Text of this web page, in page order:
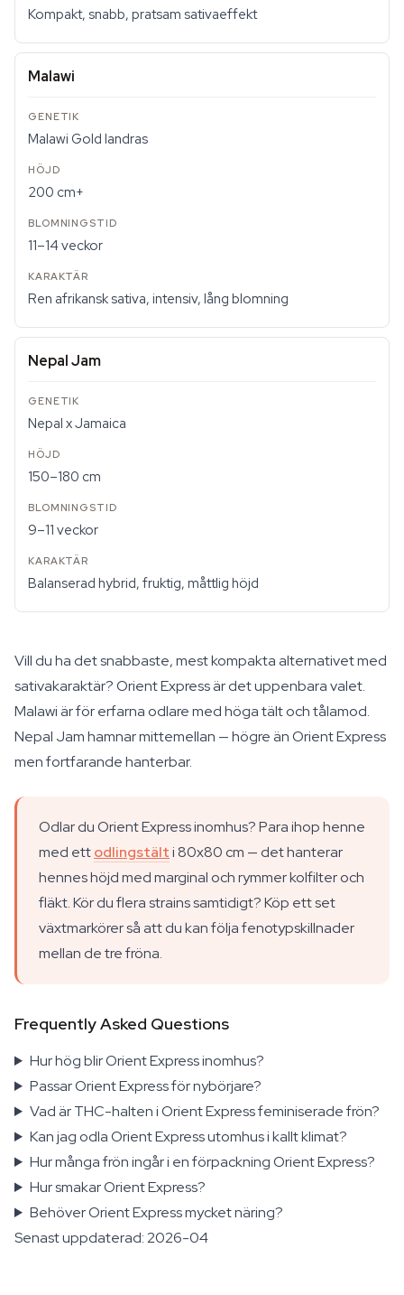
Kompakt, snabb, pratsam sativaeffekt
Malawi
Malawi Gold landras
200 cm+
11–14 veckor
Ren afrikansk sativa, intensiv, lång blomning
Nepal Jam
Nepal x Jamaica
150–180 cm
9–11 veckor
Balanserad hybrid, fruktig, måttlig höjd
Vill du ha det snabbaste, mest kompakta alternativet med
sativakaraktär? Orient Express är det uppenbara valet.
Malawi är för erfarna odlare med höga tält och tålamod.
Nepal Jam hamnar mittemellan — högre än Orient Express
men fortfarande hanterbar.
Odlar du Orient Express inomhus? Para ihop henne
med ettodlingstälti 80x80 cm — det hanterar
hennes höjd med marginal och rymmer kolfilter och
fläkt. Kör du flera strains samtidigt? Köp ett set
växtmarkörer så att du kan följa fenotypskillnader
mellan de tre fröna.
Frequently Asked Questions
Hur hög blir Orient Express inomhus?
Passar Orient Express för nybörjare?
Vad är THC-halten i Orient Express feminiserade frön?
Kan jag odla Orient Express utomhus i kallt klimat?
Hur många frön ingår i en förpackning Orient Express?
Hur smakar Orient Express?
Behöver Orient Express mycket näring?
Senast uppdaterad: 2026-04